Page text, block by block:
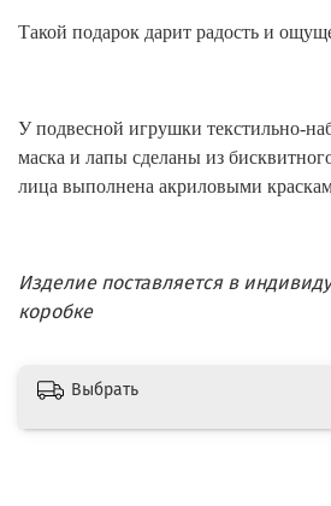
Такой подарок дарит радость и
У подвесной игрушки текстильно-
маска и лапы сделаны из
лица выполнена акриловыми
Изделие поставляется в
коробке
Выбрать